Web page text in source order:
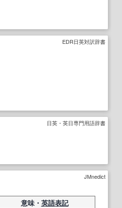
EDR日英対訳辞書
日英・英日専門用語辞書
JMnedict
意味・ 英語表記